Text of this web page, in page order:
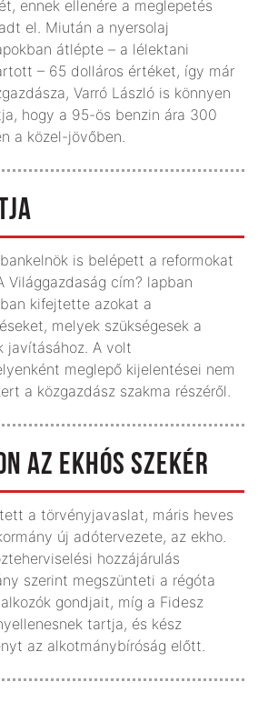
ennek ellenére a meglepetés
el. Miután a nyersolaj
átlépte – a lélektani
– 65 dolláros értéket, így már
Varró László is könnyen
hogy a 95-ös benzin ára 300
a közel-jövőben.
is belépett a reformokat
Világgazdaság cím? lapban
kifejtette azokat a
melyek szükségesek a
javításához. A volt
meglepő kijelentései nem
a közgazdász szakma részéről.
AZ EKHÓS SZEKÉR
a törvényjavaslat, máris heves
új adótervezete, az ekho.
hozzájárulás
szerint megszünteti a régóta
gondjait, míg a Fidesz
tartja, és kész
az alkotmánybíróság előtt.